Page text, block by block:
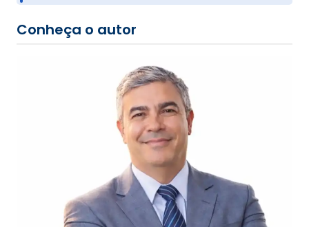
Conheça o autor